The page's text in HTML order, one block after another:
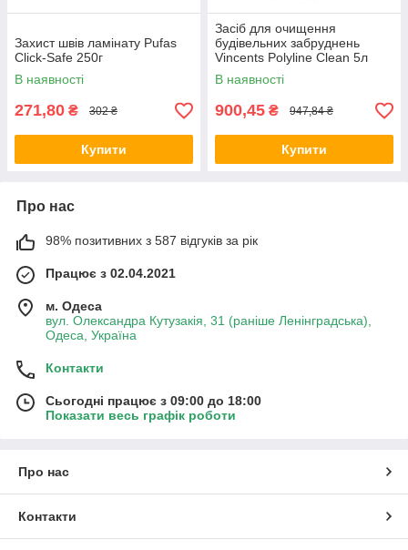
Захист швів ламінату Pufas
Click-Safe 250г
В наявності
271,80 ₴ 302 ₴
Купити
Засіб для очищення
будівельних забруднень
Vincents Polyline Clean 5л
В наявності
900,45 ₴ 947,84 ₴
Купити
Про нас
98% позитивних з 587 відгуків за рік
Працює з 02.04.2021
м. Одеса
вул. Олександра Кутузакія, 31 (раніше Ленінградська),
Одеса, Україна
Контакти
Сьогодні працює з 09:00 до 18:00
Показати весь графік роботи
Про нас
Контакти